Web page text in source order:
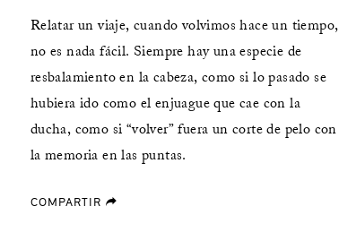
Relatar un viaje, cuando volvimos hace un tiempo,
no es nada fácil. Siempre hay una especie de
resbalamiento en la cabeza, como si lo pasado se
hubiera ido como el enjuague que cae con la
ducha, como si “volver” fuera un corte de pelo con
la memoria en las puntas.
COMPARTIR forward